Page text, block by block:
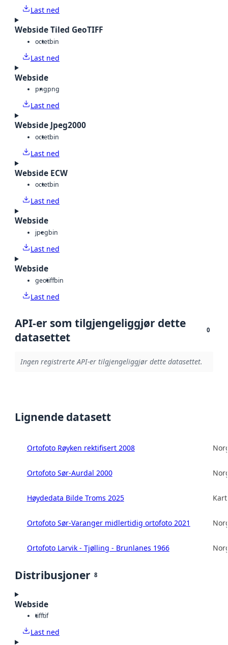
Last ned
Webside Tiled GeoTIFF
octetbin
Last ned
Webside
pngpng
Last ned
Webside Jpeg2000
octetbin
Last ned
Webside ECW
octetbin
Last ned
Webside
jpegbin
Last ned
Webside
geotiffbin
Last ned
API-er som tilgjengeliggjør dette
datasettet
0
Ingen registrerte API-er tilgjengeliggjør dette datasettet.
Lignende datasett
Ortofoto Røyken rektifisert 2008
Ortofoto Sør-Aurdal 2000
Høydedata Bilde Troms 2025
Ortofoto Sør-Varanger midlertidig ortofoto 2021
Ortofoto Larvik - Tjølling - Brunlanes 1966
Distribusjoner 8
Webside
tifftif
Last ned